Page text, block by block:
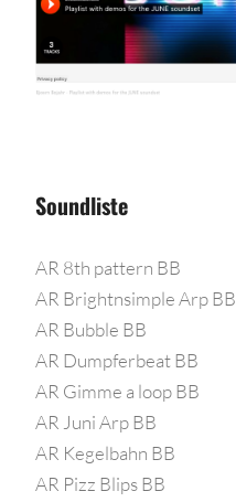
Soundliste
AR 8th pattern BB
AR Brightnsimple Arp BB
AR Bubble BB
AR Dumpferbeat BB
AR Gimme a loop BB
AR Juni Arp BB
AR Kegelbahn BB
AR Pizz Blips BB